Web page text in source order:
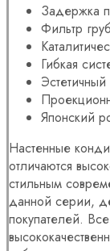
Задержка
Фильтр
Гибкая
Японский
Настенные
отличаются
стильным
данной серии,
покупателей.